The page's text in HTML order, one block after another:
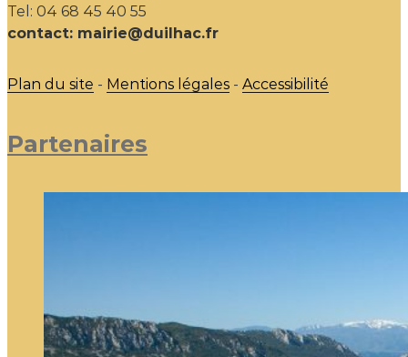
Tel: 04 68 45 40 55
contact: mairie@duilhac.fr
Plan du site - Mentions légales - Accessibilité
Partenaires